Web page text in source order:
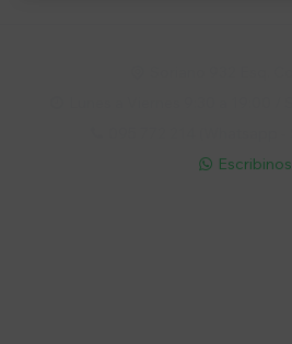
 Escribinos